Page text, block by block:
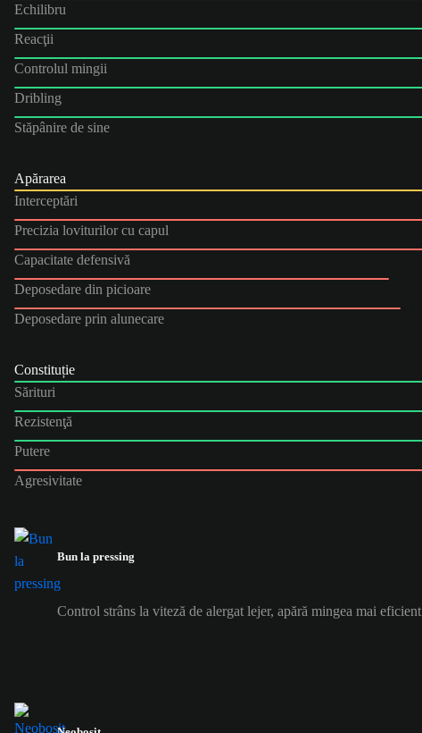
Echilibru
Reacţii
Controlul mingii
Dribling
Stăpânire de sine
Apărarea
Interceptări
Precizia loviturilor cu capul
Capacitate defensivă
Deposedare din picioare
Deposedare prin alunecare
Constituție
Sărituri
Rezistenţă
Putere
Agresivitate
Bun la pressing
Control strâns la viteză de alergat lejer, apără mingea mai eficient